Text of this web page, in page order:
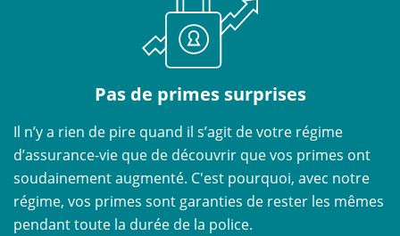
Pas de primes surprises
Il n’y a rien de pire quand il s’agit de votre régime
d’assurance-vie que de découvrir que vos primes ont
soudainement augmenté. C'est pourquoi, avec notre
régime, vos primes sont garanties de rester les mêmes
pendant toute la durée de la police.